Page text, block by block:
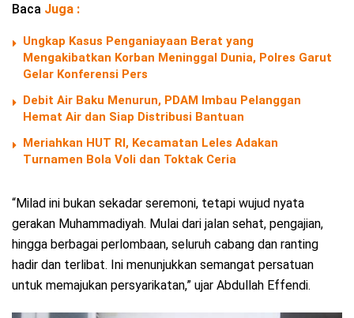
Baca Juga :
Ungkap Kasus Penganiayaan Berat yang
Mengakibatkan Korban Meninggal Dunia, Polres Garut
Gelar Konferensi Pers
Debit Air Baku Menurun, PDAM Imbau Pelanggan
Hemat Air dan Siap Distribusi Bantuan
Meriahkan HUT RI, Kecamatan Leles Adakan
Turnamen Bola Voli dan Toktak Ceria
“Milad ini bukan sekadar seremoni, tetapi wujud nyata
gerakan Muhammadiyah. Mulai dari jalan sehat, pengajian,
hingga berbagai perlombaan, seluruh cabang dan ranting
hadir dan terlibat. Ini menunjukkan semangat persatuan
untuk memajukan persyarikatan,” ujar Abdullah Effendi.